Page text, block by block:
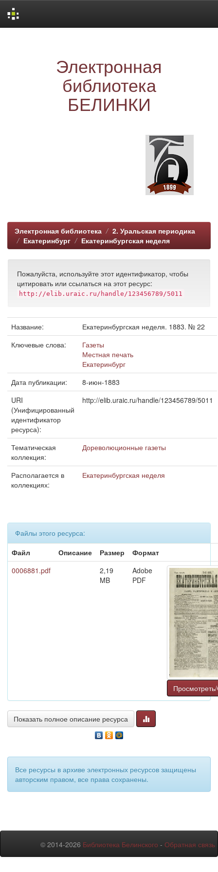
Электронная
библиотека
БЕЛИНКИ
Электронная библиотека
2. Уральская периодика
Екатеринбург
Екатеринбургская неделя
Пожалуйста, используйте этот идентификатор, чтобы
цитировать или ссылаться на этот ресурс:
http://elib.uraic.ru/handle/123456789/5011
Название:
Екатеринбургская неделя. 1883. № 22
Ключевые слова:
Газеты
Местная печать
Екатеринбург
Дата публикации:
8-июн-1883
URI
(Унифицированный
идентификатор
ресурса):
http://elib.uraic.ru/handle/123456789/5011
Тематическая
коллекция:
Дореволюционные газеты
Располагается в
коллекциях:
Екатеринбургская неделя
Файлы этого ресурса:
Файл
Описание Размер
Формат
0006881.pdf
2,19
MB
Adobe
PDF
Показать полное описание ресурса
Все ресурсы в архиве электронных ресурсов защищены
авторским правом, все права сохранены.
© 2014-2026 Библиотека Белинского - Обратная связь